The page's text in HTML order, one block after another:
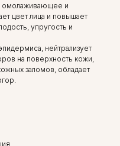
омолаживающее и
цвет лица и повышает
упругость и
нейтрализует
на поверхность кожи,
заломов, обладает